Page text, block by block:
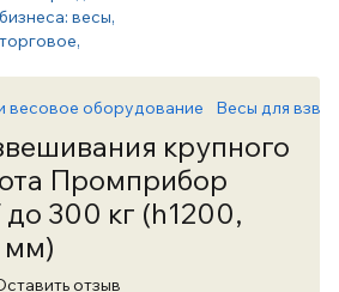
весовое оборудование Весы для
крупного
Промприбор
300 кг (h1200,
мм)
отзыв